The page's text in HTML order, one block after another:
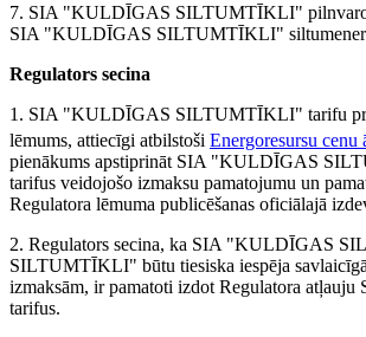
7. SIA "KULDĪGAS SILTUMTĪKLI"
SIA "KULDĪGAS SILTUMTĪKLI"
Regulators secina
1. SIA "KULDĪGAS SILTUMTĪKLI" tarifu
lēmums, attiecīgi atbilstoši Energoresursu cenu
pienākums apstiprināt SIA "KULDĪGAS
tarifus veidojošo izmaksu pamatojumu un
Regulatora lēmuma publicēšanas oficiālajā
2. Regulators secina, ka SIA "KULDĪGAS
SILTUMTĪKLI" būtu tiesiska iespēja
izmaksām, ir pamatoti izdot Regulatora
tarifus.